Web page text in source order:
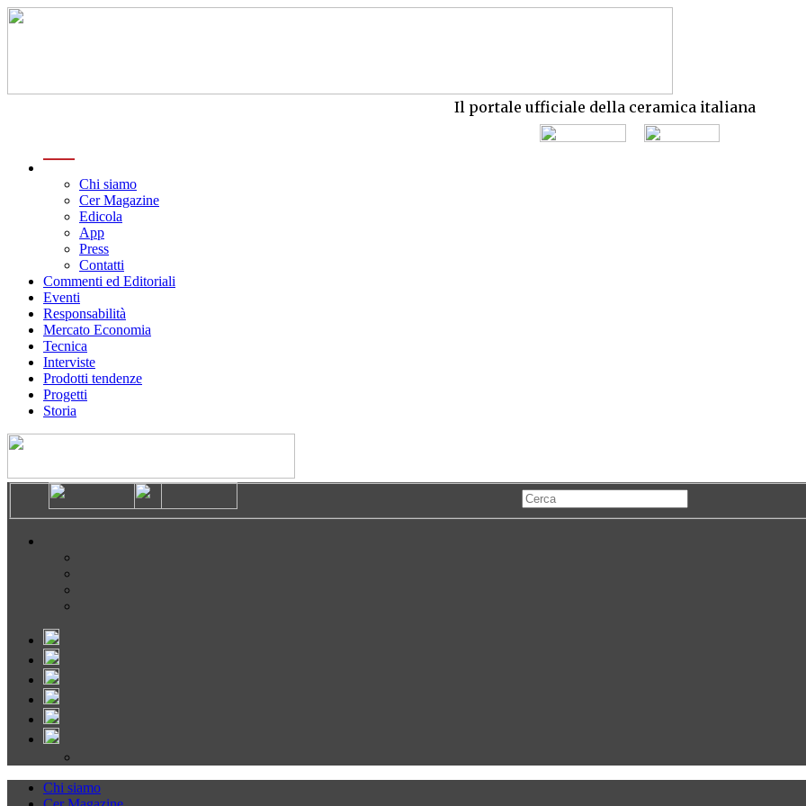
Il portale ufficiale della ceramica italiana
Chi siamo
Cer Magazine
Edicola
App
Press
Contatti
Commenti ed Editoriali
Eventi
Responsabilità
Mercato Economia
Tecnica
Interviste
Prodotti tendenze
Progetti
Storia
Chi siamo